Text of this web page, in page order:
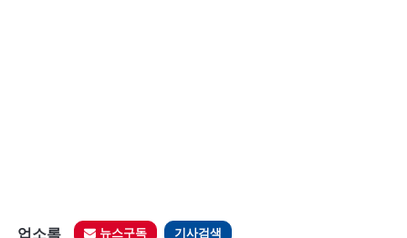
업소록 뉴스구독 기사검색